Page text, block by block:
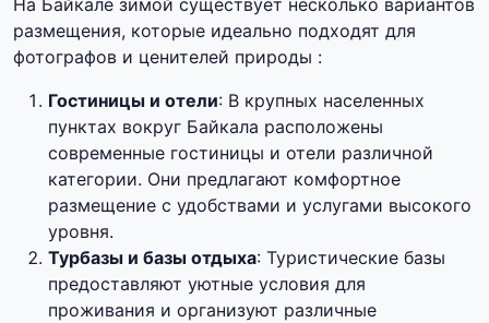
На Байкале зимой существует несколько вариантов
размещения, которые идеально подходят для
фотографов и ценителей природы :
Гостиницы и отели: В крупных населенных
пунктах вокруг Байкала расположены
современные гостиницы и отели различной
категории. Они предлагают комфортное
размещение с удобствами и услугами высокого
уровня.
Турбазы и базы отдыха: Туристические базы
предоставляют уютные условия для
проживания и организуют различные